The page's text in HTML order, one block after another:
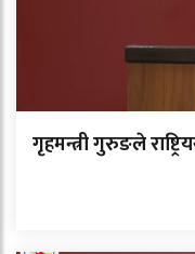
गृहमन्त्री गुरुङले